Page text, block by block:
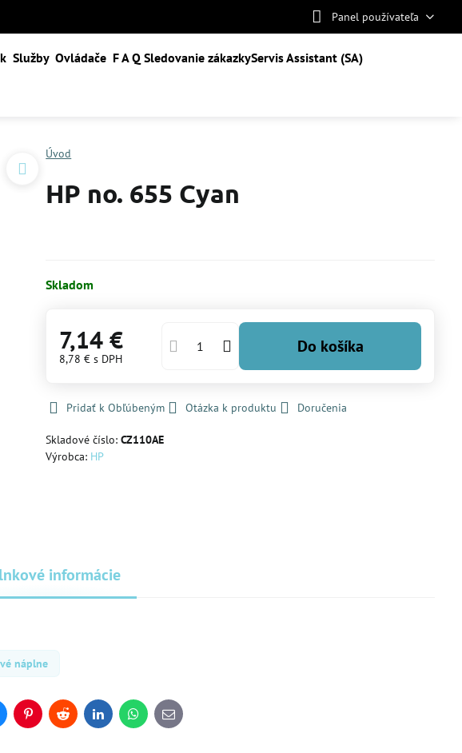
Panel používateľa
Služby Ovládače F A QSledovanie zákazkyServis Assistant (SA)
Úvod
HP no. 655 Cyan
Skladom
7,14 €
8,78 €s DPH
Do košíka
Pridať k Obľúbeným Otázka k produktu Doručenia
Skladové číslo:CZ110AE
Výrobca: HP
informácie
náplne
PinterestRedditLinkedInWhatsApp
E-
mail